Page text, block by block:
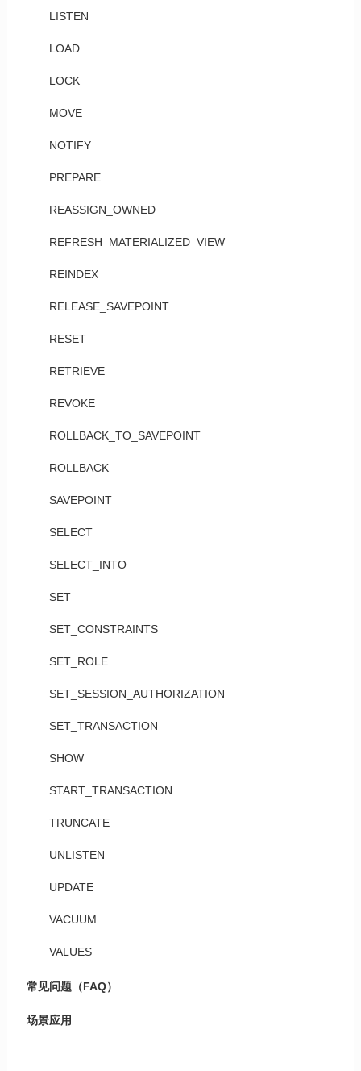
LISTEN
LOAD
LOCK
MOVE
NOTIFY
PREPARE
REASSIGN_OWNED
REFRESH_MATERIALIZED_VIEW
REINDEX
RELEASE_SAVEPOINT
RESET
RETRIEVE
REVOKE
ROLLBACK_TO_SAVEPOINT
ROLLBACK
SAVEPOINT
SELECT
SELECT_INTO
SET
SET_CONSTRAINTS
SET_ROLE
SET_SESSION_AUTHORIZATION
SET_TRANSACTION
SHOW
START_TRANSACTION
TRUNCATE
UNLISTEN
UPDATE
VACUUM
VALUES
常见问题（FAQ）
场景应用